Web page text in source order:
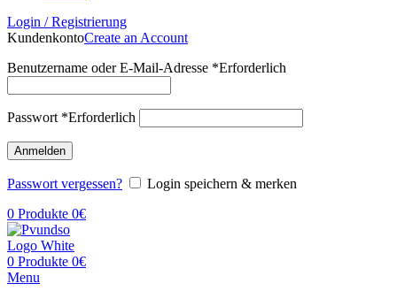
Login / Registrierung
KundenkontoCreate an Account
Benutzername oder E-Mail-Adresse *Erforderlich
Passwort *Erforderlich
Anmelden
Passwort vergessen?
Login speichern & merken
0 Produkte 0€
0 Produkte 0€
Menu